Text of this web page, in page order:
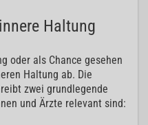
Haltung
oder als Chance gesehen
Haltung ab. Die
zwei grundlegende
und Ärzte relevant sind: